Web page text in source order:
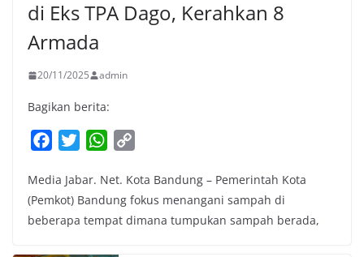
di Eks TPA Dago, Kerahkan 8
Armada
20/11/2025 admin
Bagikan berita:
c
e
b
i
t
t
W
a
t
s
p
y
L
Media Jabar. Net. Kota Bandung – Pemerintah Kota
(Pemkot) Bandung fokus menangani sampah di
beberapa tempat dimana tumpukan sampah berada,